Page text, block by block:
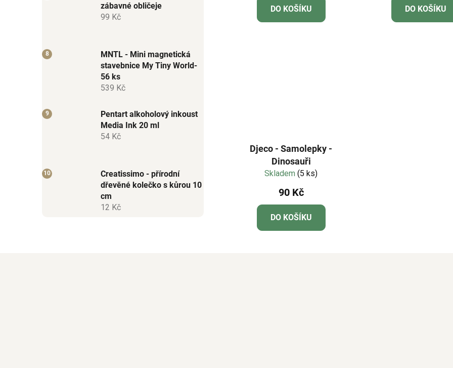
zábavné obličeje
99 Kč
MNTL - Mini magnetická
stavebnice My Tiny World-
56 ks
539 Kč
Pentart alkoholový inkoust
Media Ink 20 ml
54 Kč
Creatissimo - přírodní
dřevěné kolečko s kůrou 10
cm
12 Kč
DO KOŠÍKU DO KOŠÍKU
Djeco - Samolepky -
Dinosauři
Skladem(5 ks)
90 Kč
DO KOŠÍKU